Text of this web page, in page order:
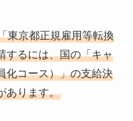
東京都正規雇用等転換
するには、国の「キャ
化コース）」の支給決
あります。